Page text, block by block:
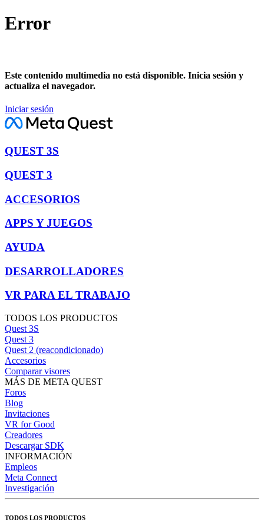
Error
Este contenido multimedia no está disponible. Inicia sesión y
actualiza el navegador.
Iniciar sesión
QUEST 3S
QUEST 3
ACCESORIOS
APPS Y JUEGOS
AYUDA
DESARROLLADORES
VR PARA EL TRABAJO
TODOS LOS PRODUCTOS
Quest 3S
Quest 3
Quest 2 (reacondicionado)
Accesorios
Comparar visores
MÁS DE META QUEST
Foros
Blog
Invitaciones
VR for Good
Creadores
Descargar SDK
INFORMACIÓN
Empleos
Meta Connect
Investigación
TODOS LOS PRODUCTOS